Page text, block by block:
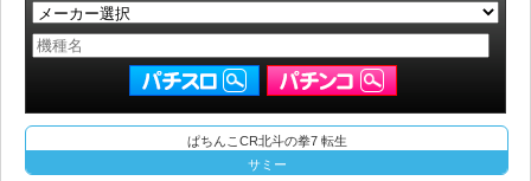
ぱちんこCR北斗の拳7 転生
サミー